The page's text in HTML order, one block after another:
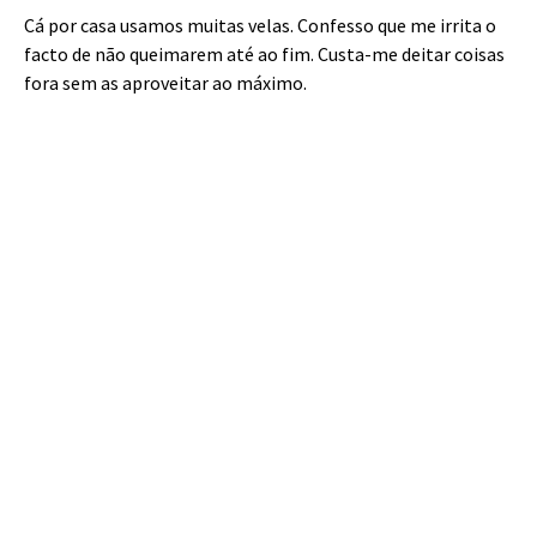
Cá por casa usamos muitas velas. Confesso que me irrita o
facto de não queimarem até ao fim. Custa-me deitar coisas
fora sem as aproveitar ao máximo.